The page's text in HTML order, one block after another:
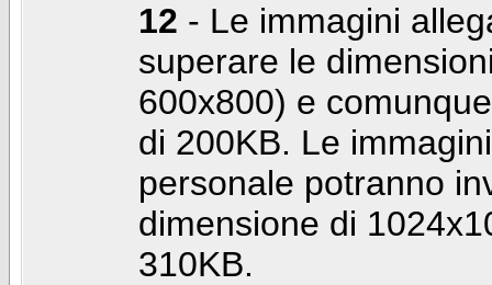
12 - Le immagini
superare le
600x800) e
di 200KB. Le
personale potranno
dimensione di
310KB.